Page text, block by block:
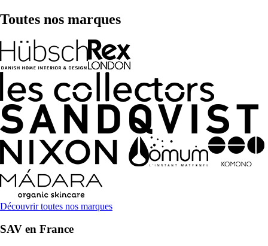
Toutes nos marques
Découvrir toutes nos marques
SAV en France